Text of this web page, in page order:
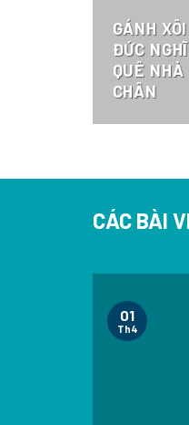
GÁNH
ĐỨC
QUÊ
CHÂN
CÁC BÀI
01
Th4